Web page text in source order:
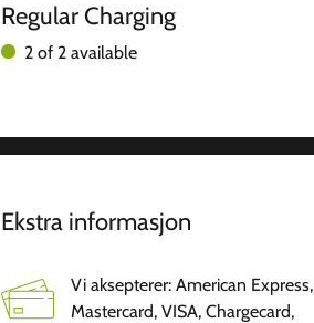
Regular Charging
2 of 2 available
Ekstra informasjon
Vi aksepterer: American Express,
Mastercard, VISA, Chargecard,